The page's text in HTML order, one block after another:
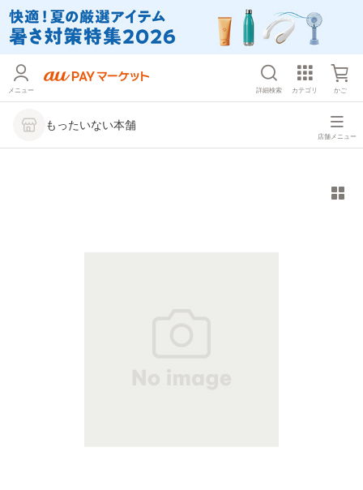
メニュー 詳細検索 カテゴリ かご
もったいない本舗
店舗メニュー